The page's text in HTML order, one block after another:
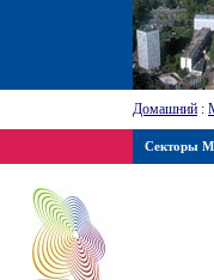
Домашний :
Секторы